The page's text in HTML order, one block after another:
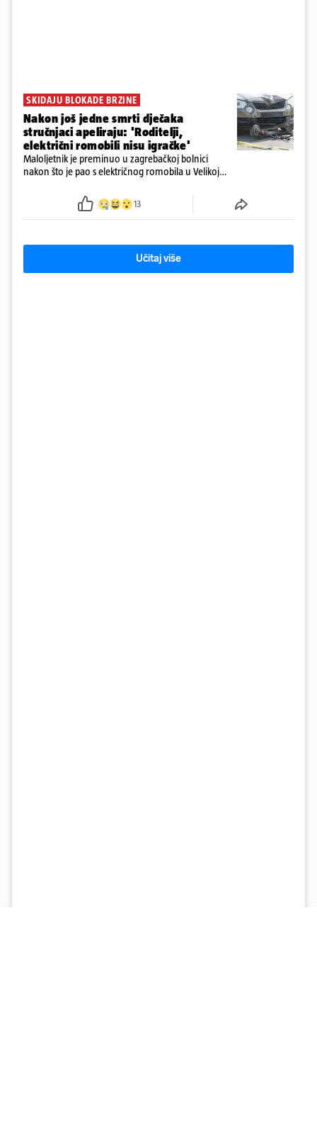
SKIDAJU BLOKADE BRZINE
Nakon još jedne smrti dječaka
stručnjaci apeliraju: 'Roditelji,
električni romobili nisu igračke'
Maloljetnik je preminuo u zagrebačkoj bolnici
nakon što je pao s električnog romobila u Velikoj
13
Učitaj više